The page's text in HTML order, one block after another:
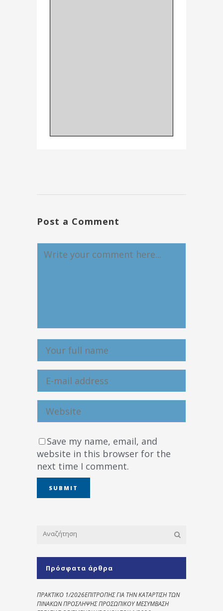
Post a Comment
Save my name, email, and
website in this browser for the
next time I comment.
Πρόσφατα άρθρα
ΠΡΑΚΤΙΚΟ 1/2026ΕΠΙΤΡΟΠΗΣ ΓΙΑ ΤΗΝ ΚΑΤΑΡΤΙΣΗ ΤΩΝ
ΠΙΝΑΚΩΝ ΠΡΟΣΛΗΨΗΣ ΠΡΟΣΩΠΙΚΟΥ ΜΕΣΥΜΒΑΣΗ